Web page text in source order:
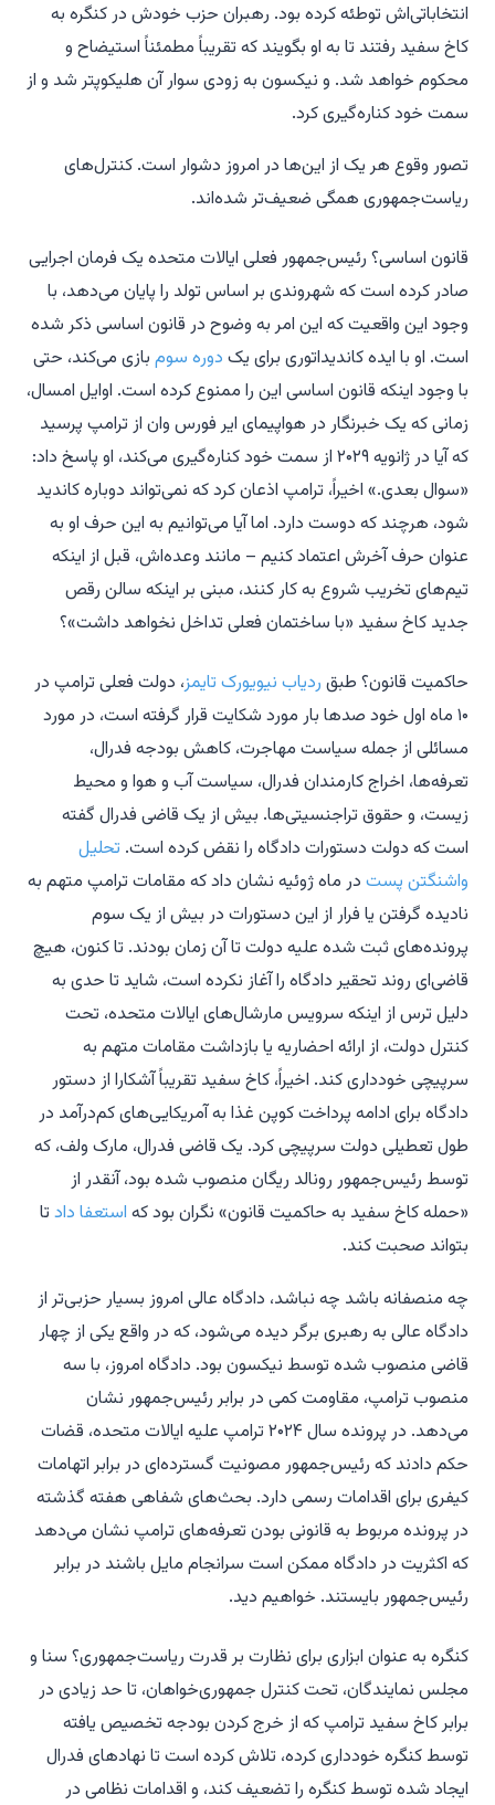
انتخاباتی‌اش توطئه کرده بود. رهبران حزب خودش در کنگره به
کاخ سفید رفتند تا به او بگویند که تقریباً مطمئناً استیضاح و
محکوم خواهد شد. و نیکسون به زودی سوار آن هلیکوپتر شد و از
سمت خود کناره‌گیری کرد.
تصور وقوع هر یک از این‌ها در امروز دشوار است. کنترل‌های
ریاست‌جمهوری همگی ضعیف‌تر شده‌اند.
قانون اساسی؟ رئیس‌جمهور فعلی ایالات متحده یک فرمان اجرایی
صادر کرده است که شهروندی بر اساس تولد را پایان می‌دهد، با
وجود این واقعیت که این امر به وضوح در قانون اساسی ذکر شده
است. او با ایده کاندیداتوری برای یک دوره سوم بازی می‌کند، حتی
با وجود اینکه قانون اساسی این را ممنوع کرده است. اوایل امسال،
زمانی که یک خبرنگار در هواپیمای ایر فورس وان از ترامپ پرسید
که آیا در ژانویه ۲۰۲۹ از سمت خود کناره‌گیری می‌کند، او پاسخ داد:
«سوال بعدی.» اخیراً، ترامپ اذعان کرد که نمی‌تواند دوباره کاندید
شود، هرچند که دوست دارد. اما آیا می‌توانیم به این حرف او به
عنوان حرف آخرش اعتماد کنیم – مانند وعده‌اش، قبل از اینکه
تیم‌های تخریب شروع به کار کنند، مبنی بر اینکه سالن رقص
جدید کاخ سفید «با ساختمان فعلی تداخل نخواهد داشت»؟
حاکمیت قانون؟ طبق ردیاب نیویورک تایمز، دولت فعلی ترامپ در
۱۰ ماه اول خود صدها بار مورد شکایت قرار گرفته است، در مورد
مسائلی از جمله سیاست مهاجرت، کاهش بودجه فدرال،
تعرفه‌ها، اخراج کارمندان فدرال، سیاست آب و هوا و محیط
زیست، و حقوق تراجنسیتی‌ها. بیش از یک قاضی فدرال گفته
است که دولت دستورات دادگاه را نقض کرده است. تحلیل
واشنگتن پست در ماه ژوئیه نشان داد که مقامات ترامپ متهم به
نادیده گرفتن یا فرار از این دستورات در بیش از یک سوم
پرونده‌های ثبت شده علیه دولت تا آن زمان بودند. تا کنون، هیچ
قاضی‌ای روند تحقیر دادگاه را آغاز نکرده است، شاید تا حدی به
دلیل ترس از اینکه سرویس مارشال‌های ایالات متحده، تحت
کنترل دولت، از ارائه احضاریه یا بازداشت مقامات متهم به
سرپیچی خودداری کند. اخیراً، کاخ سفید تقریباً آشکارا از دستور
دادگاه برای ادامه پرداخت کوپن غذا به آمریکایی‌های کم‌درآمد در
طول تعطیلی دولت سرپیچی کرد. یک قاضی فدرال، مارک ولف، که
توسط رئیس‌جمهور رونالد ریگان منصوب شده بود، آنقدر از
«حمله کاخ سفید به حاکمیت قانون» نگران بود که استعفا داد تا
بتواند صحبت کند.
چه منصفانه باشد چه نباشد، دادگاه عالی امروز بسیار حزبی‌تر از
دادگاه عالی به رهبری برگر دیده می‌شود، که در واقع یکی از چهار
قاضی منصوب شده توسط نیکسون بود. دادگاه امروز، با سه
منصوب ترامپ، مقاومت کمی در برابر رئیس‌جمهور نشان
می‌دهد. در پرونده سال ۲۰۲۴
ترامپ علیه ایالات متحده، قضات
حکم دادند که رئیس‌جمهور مصونیت گسترده‌ای در برابر اتهامات
کیفری برای اقدامات رسمی دارد. بحث‌های شفاهی هفته گذشته
در پرونده مربوط به قانونی بودن تعرفه‌های ترامپ نشان می‌دهد
که اکثریت در دادگاه ممکن است سرانجام مایل باشند در برابر
رئیس‌جمهور بایستند. خواهیم دید.
کنگره به عنوان ابزاری برای نظارت بر قدرت ریاست‌جمهوری؟ سنا و
مجلس نمایندگان، تحت کنترل جمهوری‌خواهان، تا حد زیادی در
برابر کاخ سفید ترامپ که از خرج کردن بودجه تخصیص یافته
توسط کنگره خودداری کرده، تلاش کرده است تا نهادهای فدرال
ایجاد شده توسط کنگره را تضعیف کند، و اقدامات نظامی در